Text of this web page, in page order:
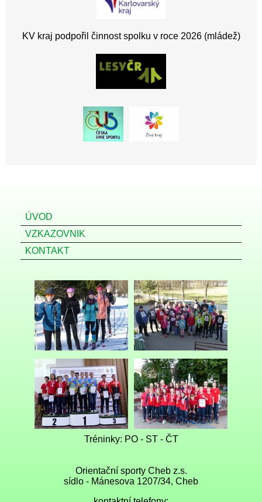
KV kraj podpořil činnost spolku v roce 2026 (mládež)
ÚVOD
VZKAZOVNIK
KONTAKT
Tréninky: PO - ST - ČT
Orientační sporty Cheb z.s.
sídlo - Mánesova 1207/34, Cheb